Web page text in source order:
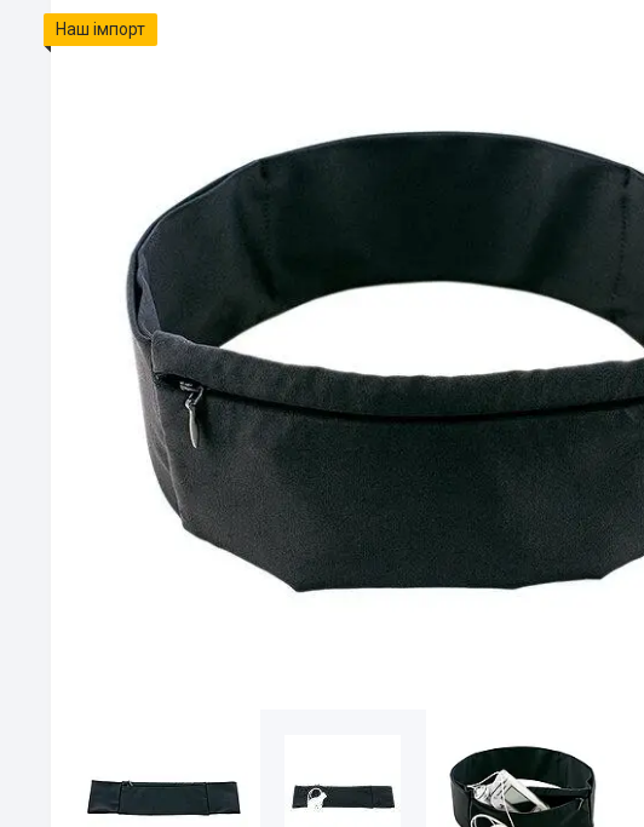
Наш імпорт